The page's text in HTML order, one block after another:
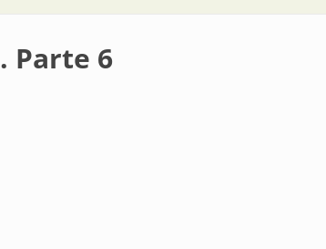
Parte 6